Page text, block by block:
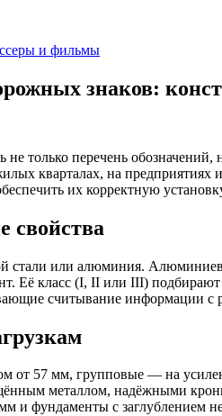
и фильмы
знаков:
только перечень
кварталах, на
их корректную
свойства
стали или алюминия.
Её класс (I, II или III)
считывание информации с
от 57 мм, групповые — на
металлом, надёжными
и фундаменты с